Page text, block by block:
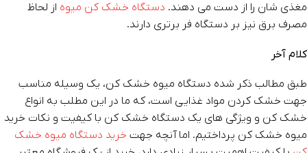
مغذی ‌شان را از دست می دهند. دستگاه‌ خشک‌ کن میوه از لحاظ
مصرف برق نیز بر دستگاه فر برتری دارند.
کلام آخر
طبق مطالب ذکر شده دستگاه میوه خشک کن، یک وسیله مناسب
جهت خشک کردن مواد غذایی است، که ما در این مطلب به انواع
خشک کن و ویژگی های یک دستگاه خشک کن با کیفیت و نکات خرید
میوه خشک کن پرداختیم. اما آنچه جهت خرید دستگاه میوه خشک